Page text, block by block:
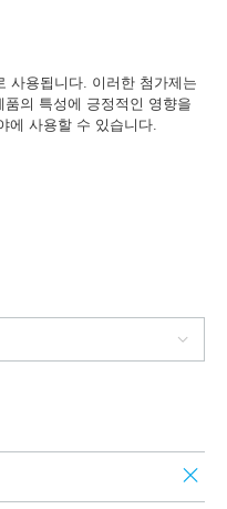
사용됩니다. 이러한 첨가제는
의 특성에 긍정적인 영향을
에 사용할 수 있습니다.